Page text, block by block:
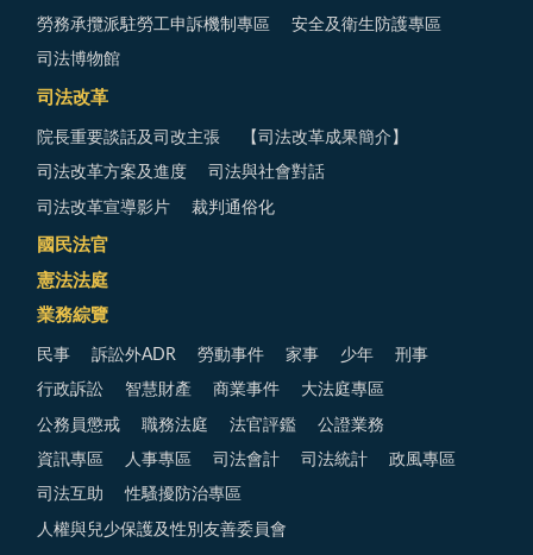
勞務承攬派駐勞工申訴機制專區 安全及衛生防護專區
司法博物館
司法改革
院長重要談話及司改主張 【司法改革成果簡介】
司法改革方案及進度 司法與社會對話
司法改革宣導影片 裁判通俗化
國民法官
憲法法庭
業務綜覽
民事 訴訟外ADR 勞動事件 家事 少年 刑事
行政訴訟 智慧財產 商業事件 大法庭專區
公務員懲戒 職務法庭 法官評鑑 公證業務
資訊專區 人事專區 司法會計 司法統計 政風專區
司法互助 性騷擾防治專區
人權與兒少保護及性別友善委員會